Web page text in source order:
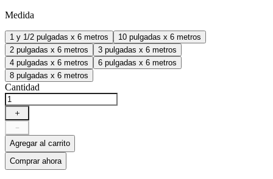
Medida
1 y 1/2 pulgadas x 6 metros
10 pulgadas x 6 metros
2 pulgadas x 6 metros
3 pulgadas x 6 metros
4 pulgadas x 6 metros
6 pulgadas x 6 metros
8 pulgadas x 6 metros
Cantidad
＋
－
Agregar al carrito
Comprar ahora